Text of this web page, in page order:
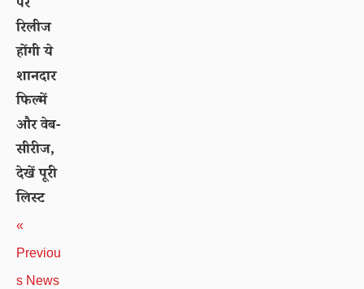
पर
रिलीज
होंगी ये
शानदार
फिल्में
और वेब-
सीरीज,
देखें पूरी
लिस्ट
«
Previou
s News